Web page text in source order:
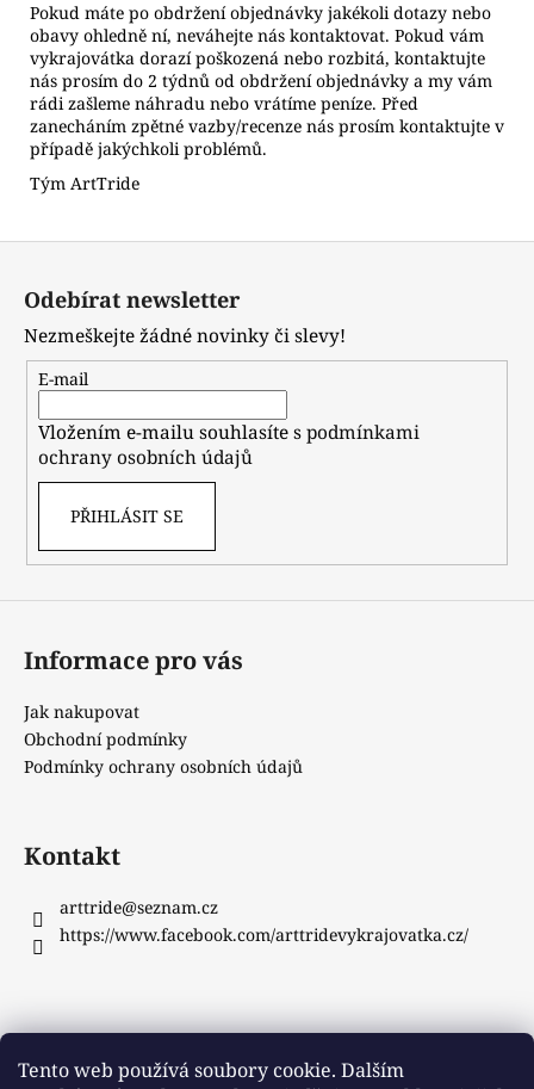
Tento web používá soubory cookie. Dalším
Pokud máte po obdržení objednávky jakékoli dotazy nebo
obavy ohledně ní, neváhejte nás kontaktovat. Pokud vám
vykrajovátka dorazí poškozená nebo rozbitá, kontaktujte
nás prosím do 2 týdnů od obdržení objednávky a my vám
rádi zašleme náhradu nebo vrátíme peníze. Před
zanecháním zpětné vazby/recenze nás prosím kontaktujte v
případě jakýchkoli problémů.
Tým ArtTride
Odebírat newsletter
Nezmeškejte žádné novinky či slevy!
E-mail
Vložením e-mailu souhlasíte spodmínkami
ochrany osobních údajů
PŘIHLÁSIT SE
Informace pro vás
Jak nakupovat
Obchodní podmínky
Podmínky ochrany osobních údajů
Kontakt
arttride@seznam.cz
https://www.facebook.com/arttridevykrajovatka.cz/
Instagram